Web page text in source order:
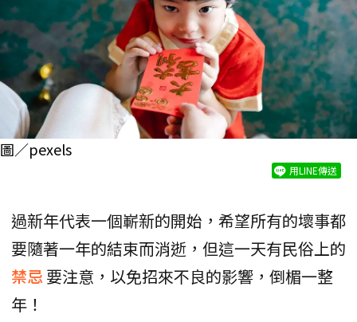
圖／pexels
用LINE傳送
過新年代表一個嶄新的開始，希望所有的壞事都
要隨著一年的結束而消逝，但這一天有民俗上的
禁忌 要注意，以免招來不良的影響，倒楣一整
年！